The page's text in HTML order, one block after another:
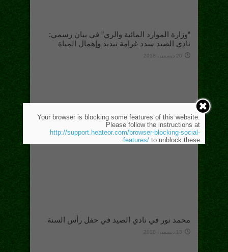
“وزارة الموارد المائية والري” في بيان رسمي:
نادي الصيد سدد غرامة تبديد وإهمال المياة
20 ديسمبر، 2018
محمد نور في نادي الصيد في حفل رأس السنة
13 ديسمبر، 2018
Your browser is blocking some features of this website.
Please follow the instructions at
http://support.heateor.com/browser-blocking-social-
features/ to unblock these.